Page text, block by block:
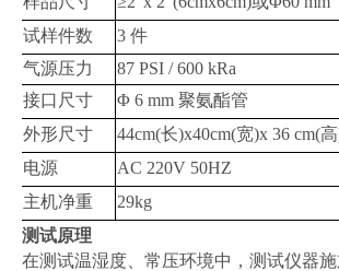
试样件数
3 件
气源压力
87 PSI / 600 kRa
接口尺寸
Φ 6 mm 聚氨酯管
外形尺寸
44cm(长)x40cm(宽)x 36 cm(
电源
AC 220V 50HZ
主机净重
29kg
测试原理
在测试温湿度、常压环境中，测试仪器施